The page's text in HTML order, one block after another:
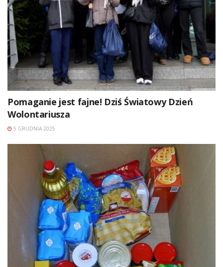
Pomaganie jest fajne! Dziś Światowy Dzień
Wolontariusza
5 GRUDNIA 2025